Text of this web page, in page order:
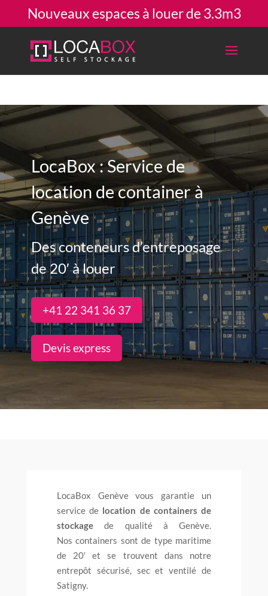
Nouveaux espaces à louer de 3.3m3
LocaBox : Service de
location de container à
Genève
Des conteneurs d’entreposage
de 20′ à louer
+41 22 341 36 37
Devis express
LocaBox Genève vous garantie un
service de location de containers de
stockagede qualité à Genève.
Nos containers sont de type maritime
de 20′ et se trouvent dans notre
entrepôt sécurisé, sec et ventilé de
Satigny.